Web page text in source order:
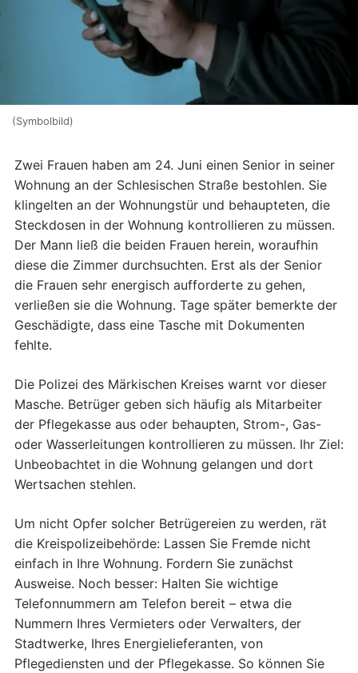
(Symbolbild)
Zwei Frauen haben am 24. Juni einen Senior in seiner
Wohnung an der Schlesischen Straße bestohlen. Sie
klingelten an der Wohnungstür und behaupteten, die
Steckdosen in der Wohnung kontrollieren zu müssen.
Der Mann ließ die beiden Frauen herein, woraufhin
diese die Zimmer durchsuchten. Erst als der Senior
die Frauen sehr energisch aufforderte zu gehen,
verließen sie die Wohnung. Tage später bemerkte der
Geschädigte, dass eine Tasche mit Dokumenten
fehlte.
Die Polizei des Märkischen Kreises warnt vor dieser
Masche. Betrüger geben sich häufig als Mitarbeiter
der Pflegekasse aus oder behaupten, Strom-, Gas-
oder Wasserleitungen kontrollieren zu müssen. Ihr Ziel:
Unbeobachtet in die Wohnung gelangen und dort
Wertsachen stehlen.
Um nicht Opfer solcher Betrügereien zu werden, rät
die Kreispolizeibehörde: Lassen Sie Fremde nicht
einfach in Ihre Wohnung. Fordern Sie zunächst
Ausweise. Noch besser: Halten Sie wichtige
Telefonnummern am Telefon bereit – etwa die
Nummern Ihres Vermieters oder Verwalters, der
Stadtwerke, Ihres Energielieferanten, von
Pflegediensten und der Pflegekasse. So können Sie